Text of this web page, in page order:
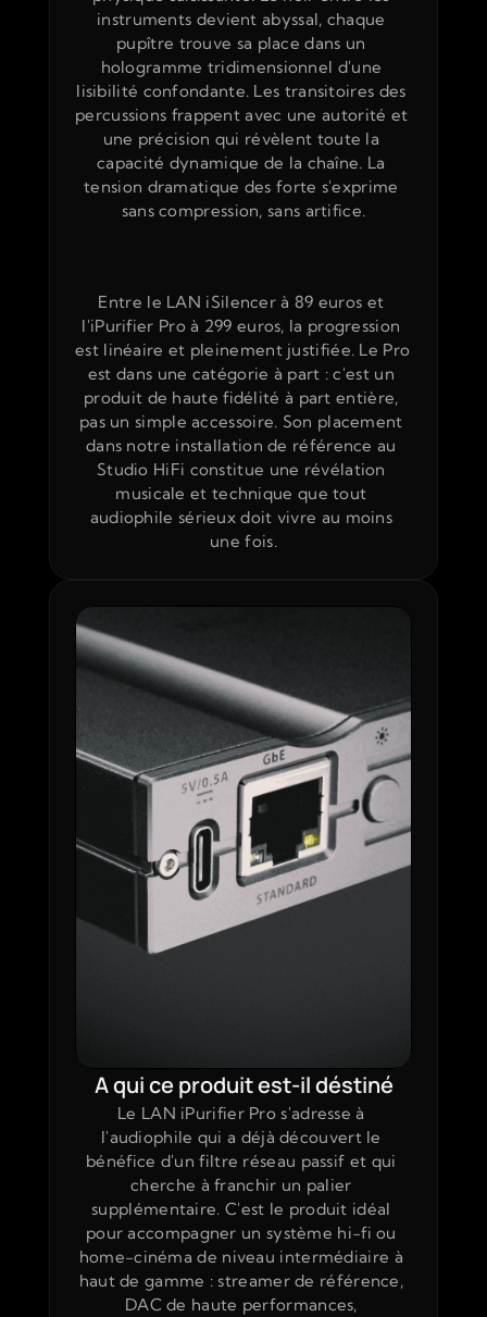
instruments devient abyssal, chaque
pupître trouve sa place dans un
hologramme tridimensionnel d'une
lisibilité confondante. Les transitoires des
percussions frappent avec une autorité et
une précision qui révèlent toute la
capacité dynamique de la chaîne. La
tension dramatique des forte s'exprime
sans compression, sans artifice.
Entre le LAN iSilencer à 89 euros et
l'iPurifier Pro à 299 euros, la progression
est linéaire et pleinement justifiée. Le Pro
est dans une catégorie à part : c'est un
produit de haute fidélité à part entière,
pas un simple accessoire. Son placement
dans notre installation de référence au
Studio HiFi constitue une révélation
musicale et technique que tout
audiophile sérieux doit vivre au moins
une fois.
Le LAN iPurifier Pro s'adresse à
l'audiophile qui a déjà découvert le
bénéfice d'un filtre réseau passif et qui
cherche à franchir un palier
supplémentaire. C'est le produit idéal
pour accompagner un système hi-fi ou
home-cinéma de niveau intermédiaire à
haut de gamme : streamer de référence,
DAC de haute performances,
A qui ce produit est-il déstiné